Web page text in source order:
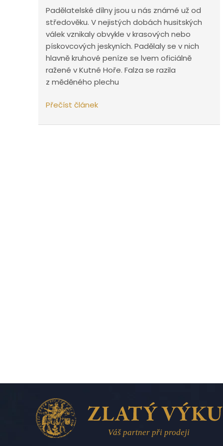
Padělatelské dílny jsou u nás známé už od
středověku. V nejistých dobách husitských
válek vznikaly obvykle v krasových nebo
pískovcových jeskyních. Padělaly se v nich
hlavně kruhové peníze se lvem oficiálně
ražené v Kutné Hoře. Falza se razila
z měděného plechu
Padělatelské
Přečíst článek